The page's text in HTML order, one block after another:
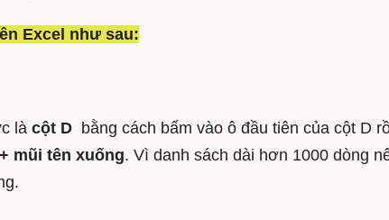
Excel như sau:
là cột D bằng cách bấm vào ô đầu tiên của cột D
mũi tên xuống. Vì danh sách dài hơn 1000 dòng